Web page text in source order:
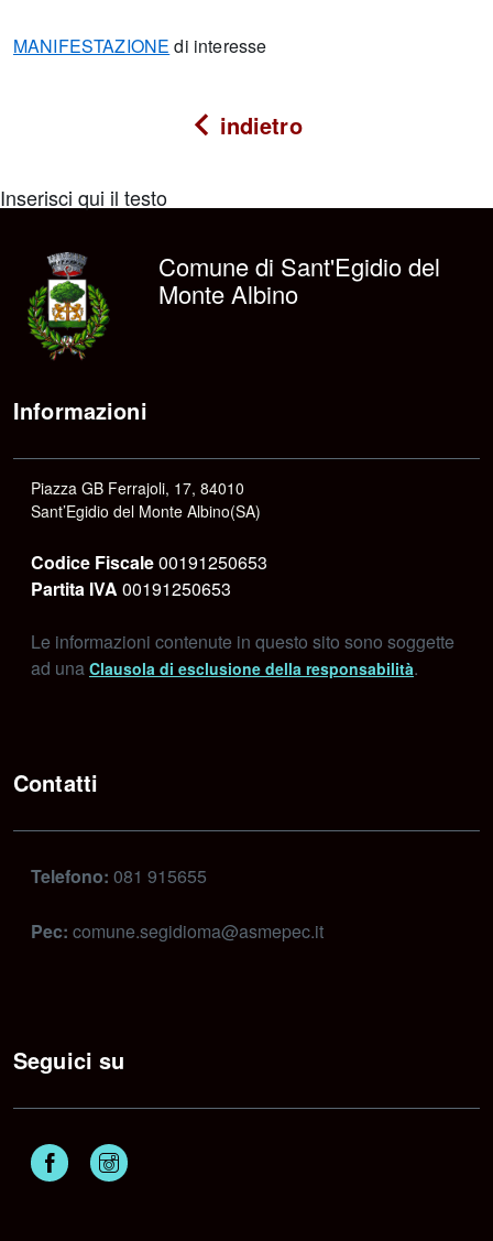
MANIFESTAZIONE di interesse
indietro
Inserisci qui il testo
Comune di Sant'Egidio del
Monte Albino
Informazioni
Piazza GB Ferrajoli, 17, 84010
Sant’Egidio del Monte Albino(SA)
Codice Fiscale00191250653
Partita IVA 00191250653
Le informazioni contenute in questo sito sono soggette
ad una Clausola di esclusione della responsabilità.
Contatti
Telefono: 081 915655
Pec: comune.segidioma@asmepec.it
Seguici su
Facebook